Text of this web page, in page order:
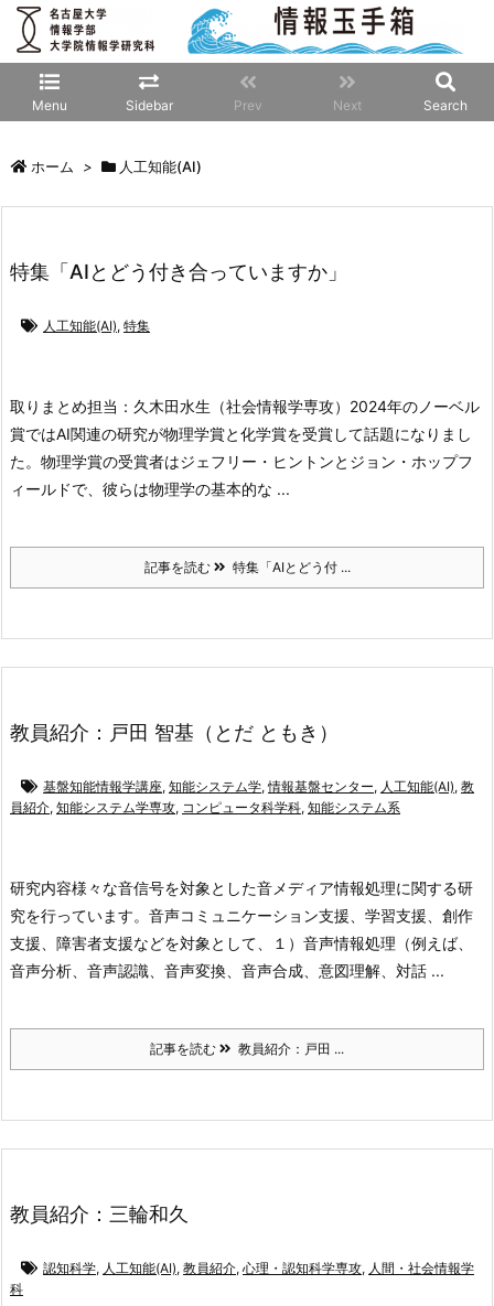
Menu Sidebar Prev Next Search
ホーム > 人工知能(AI)
特集「AIとどう付き合っていますか」
人工知能(AI), 特集
取りまとめ担当：久木田水生（社会情報学専攻） 2024年のノーベル
賞ではAI関連の研究が物理学賞と化学賞を受賞して話題になりまし
た。物理学賞の受賞者はジェフリー・ヒントンとジョン・ホップフ
ィールドで、彼らは物理学の基本的な ...
記事を読む 特集「AIとどう付 ...
教員紹介：戸田 智基（とだ ともき）
基盤知能情報学講座, 知能システム学,情報基盤センター, 人工知能(AI), 教
員紹介, 知能システム学専攻, コンピュータ科学科, 知能システム系
研究内容様々な音信号を対象とした音メディア情報処理に関する研
究を行っています。音声コミュニケーション支援、学習支援、創作
支援、障害者支援などを対象として、１）音声情報処理（例えば、
音声分析、音声認識、音声変換、音声合成、意図理解、対話 ...
記事を読む 教員紹介：戸田 ...
教員紹介：三輪和久
認知科学, 人工知能(AI), 教員紹介, 心理・認知科学専攻, 人間・社会情報学
科